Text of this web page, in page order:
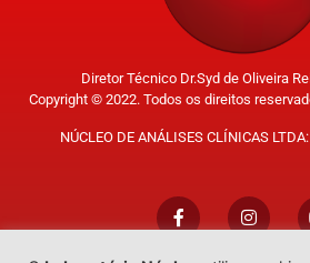
Diretor Técnico Dr.Syd de Oliveira
Copyright © 2022. Todos os direitos
NÚCLEO DE ANÁLISES CLÍNICAS